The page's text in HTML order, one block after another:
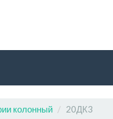
колонный 20ДК3